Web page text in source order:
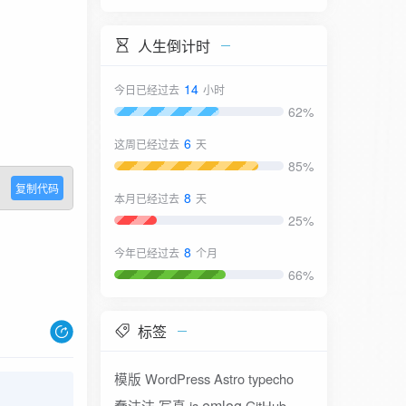
复制代码
人生倒计时
今日已经过去 14 小时
62%
这周已经过去 6 天
85%
本月已经过去 8 天
25%
今年已经过去 8 个月
66%
标签
模版 WordPressAstrotypecho